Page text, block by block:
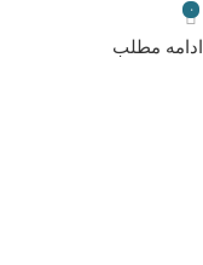
۰
ادامه مطلب